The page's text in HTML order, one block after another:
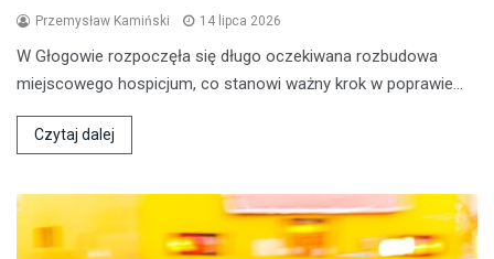
Przemysław Kamiński 14 lipca 2026
W Głogowie rozpoczęła się długo oczekiwana rozbudowa
miejscowego hospicjum, co stanowi ważny krok w poprawie…
Czytaj dalej